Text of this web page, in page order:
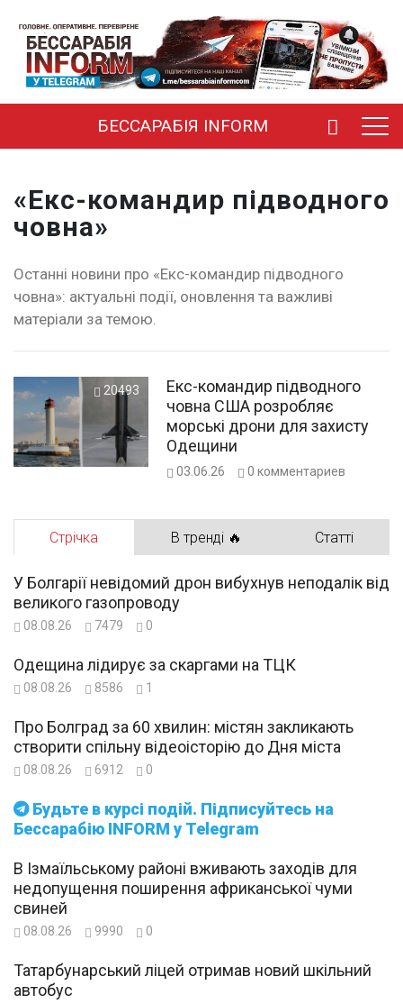
БЕССАРАБІЯ INFORM
«Екс-командир підводного
човна»
Останні новини про «Екс-командир підводного
човна»: актуальні події, оновлення та важливі
матеріали за темою.
20493
Екс-командир підводного
човна США розробляє
морські дрони для захисту
Одещини
03.06.26 0 комментариев
Стрічка В тренді 🔥 Статті
Будьте в курсі подій. Підписуйтесь на
Бессарабію INFORM у Telegram
У Болгарії невідомий дрон вибухнув неподалік від
великого газопроводу
08.08.26 7479 0
Одещина лідирує за скаргами на ТЦК
08.08.26 8586 1
Про Болград за 60 хвилин: містян закликають
створити спільну відеоісторію до Дня міста
08.08.26 6912 0
В Ізмаїльському районі вживають заходів для
недопущення поширення африканської чуми
свиней
08.08.26 9990 0
Татарбунарський ліцей отримав новий шкільний
автобус